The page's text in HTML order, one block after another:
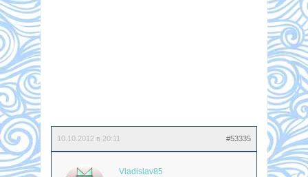
10.10.2012 в 20:11 #53335
Vladislav85